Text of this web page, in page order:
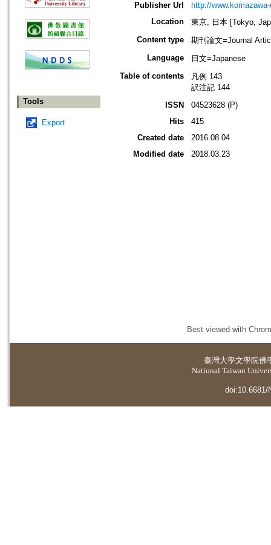
Tools
Export
Publisher Url
http://
Location
東京, 日本 [Tokyo,
Content type
期刊論文=Journal
Language
日文=Japanese
Table of contents
凡例 143
訳注記 144
ISSN
04523628 (P)
Hits
415
Created date
2016.08.04
Modified date
2018.03.23
Best viewed with
臺灣大學文學院佛
National Taiwan
doi:10.6681/